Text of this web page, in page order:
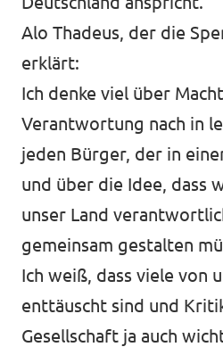
Alo Thadeus, der die
erklärt:
Ich denke viel über
Verantwortung nach in
jeden Bürger, der in
und über die Idee, dass
unser Land
gemeinsam gestalten
Ich weiß, dass viele von
enttäuscht sind und
Gesellschaft ja auch